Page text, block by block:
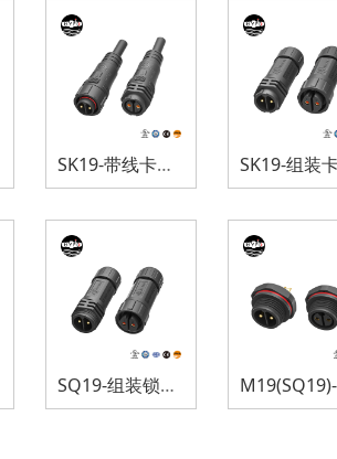
SK19-带线卡扣式防水连接器
SQ19-组装锁螺纹防水连接器